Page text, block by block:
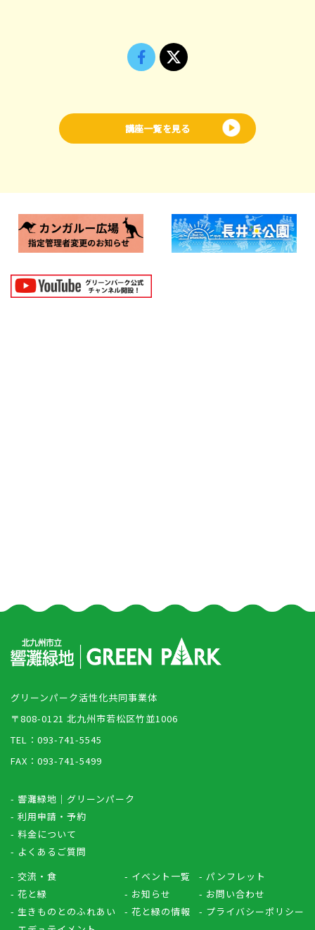
講座一覧を見る
グリーンパーク活性化共同事業体
〒808-0121 北九州市若松区竹並1006
TEL：093-741-5545
FAX：093-741-5499
- 響灘緑地｜グリーンパーク
- 利用申請・予約
- 料金について
- よくあるご質問
- 交流・食
- 花と緑
- 生きものとのふれあい
- イベント一覧
- お知らせ
- 花と緑の情報
- パンフレット
- お問い合わせ
- プライバシーポリシー